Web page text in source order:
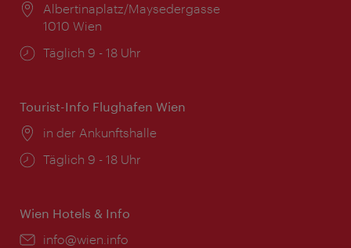
Ort:
Albertinaplatz/Maysedergasse
1010 Wien
Öffnungszeiten:
Täglich 9 - 18 Uhr
Tourist-Info Flughafen Wien
Ort:
in der Ankunftshalle
Öffnungszeiten:
Täglich 9 - 18 Uhr
Wien Hotels & Info
Email:
info@wien.info